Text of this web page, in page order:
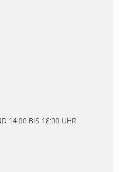
14.00 BIS 18:00 UHR